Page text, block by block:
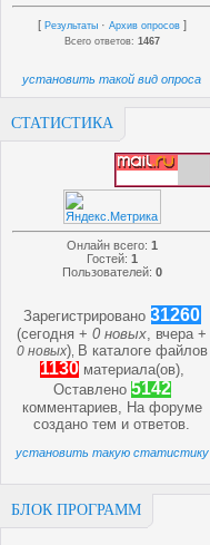
[ Результаты · Архив опросов ]
Всего ответов: 1467
установить такой вид опроса
СТАТИСТИКА
Онлайн всего: 1
Гостей: 1
Пользователей: 0
Зарегистрировано 31260
(сегодня +0 новых, вчера +
0 новых) В каталоге файлов
1130 материала(ов),
Оставлено 5142
комментариев, На форуме
созданотем иответов.
установить такую статистику
БЛОК ПРОГРАММ